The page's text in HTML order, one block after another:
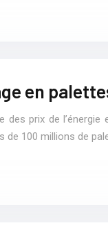
en
des prix de
de 100 millions de